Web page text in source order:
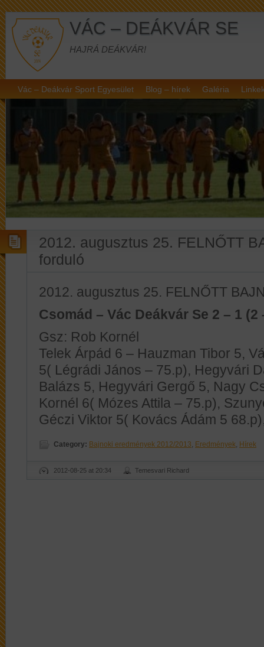
VÁC – DEÁKVÁR SE
HAJRÁ DEÁKVÁR!
Vác – Deákvár Sport Egyesület Blog – hírek Galéria
2012. augusztus 25. FELNŐTT
forduló
2012. augusztus 25. FELNŐTT
Csomád – Vác Deákvár Se 2 – 1 (2
Gsz: Rob Kornél
Telek Árpád 6 – Hauzman Tibor 5,
5( Légrádi János – 75.p), Hegyvári
Balázs 5, Hegyvári Gergő 5, Nagy
Kornél 6( Mózes Attila – 75.p),
Géczi Viktor 5( Kovács Ádám 5
Category: Bajnoki eredmények 2012/2013, Eredmények, Hírek
2012-08-25 at 20:34 Temesvari Richard